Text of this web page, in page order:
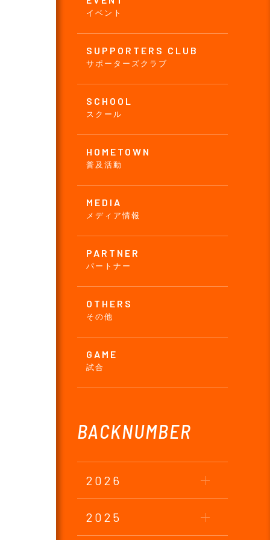
イベント
SUPPORTERS CLUB
サポーターズクラブ
SCHOOL
スクール
HOMETOWN
普及活動
MEDIA
メディア情報
PARTNER
パートナー
OTHERS
その他
GAME
試合
BACKNUMBER
2026
2025